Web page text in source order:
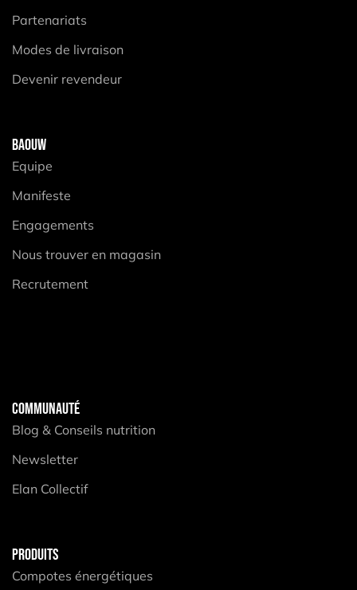
Partenariats
Modes de livraison
Devenir revendeur
BAOUW
Equipe
Manifeste
Engagements
Nous trouver en magasin
Recrutement
COMMUNAUTÉ
Blog & Conseils nutrition
Newsletter
Elan Collectif
PRODUITS
Compotes énergétiques